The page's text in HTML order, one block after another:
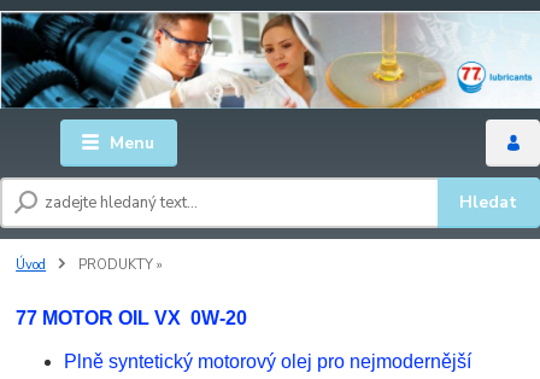
Menu
Hledat
Úvod PRODUKTY »
77 MOTOR OIL VX 0W-20
Plně syntetický motorový olej pro nejmodernější